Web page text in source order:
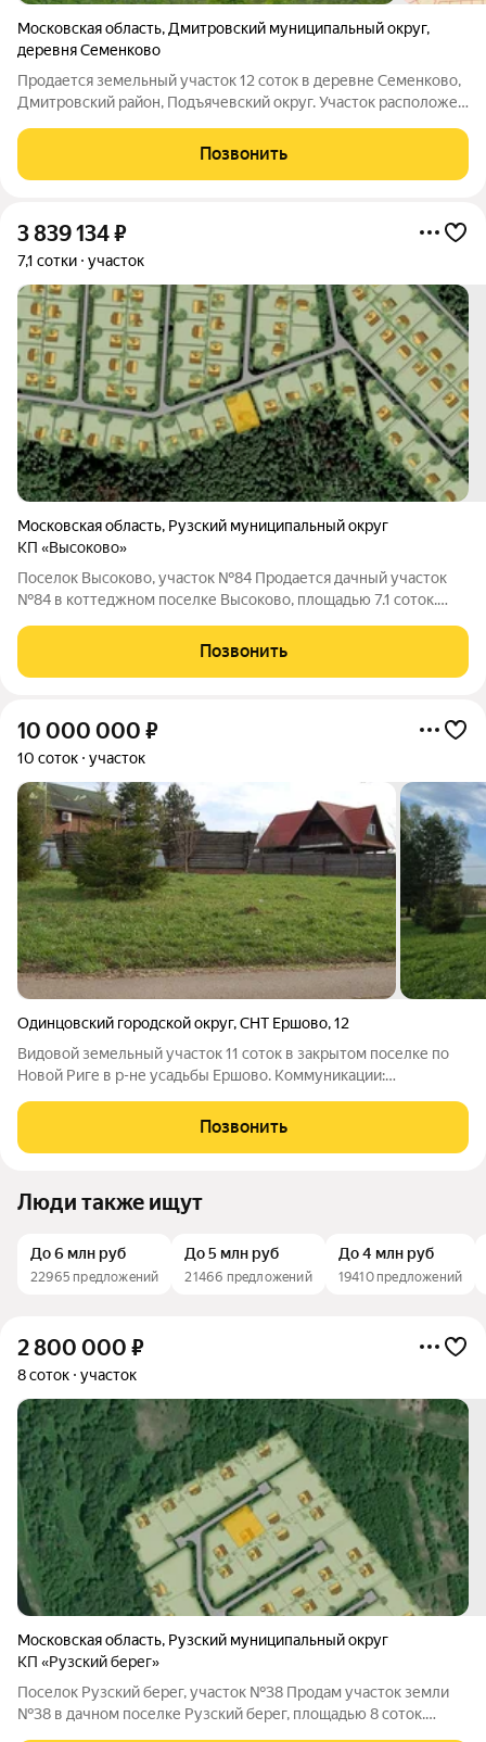
Московская область, Дмитровский муниципальный округ,
деревня Семенково
Продается земельный участок 12 соток в деревне Семенково,
Дмитровский район, Подъячевский округ. Участок расположен
открытые поля, лесные массивы и зеленые виды. Хороший
вариант для тех, кто ищет
Позвонить
3 839 134₽
7,1 сотки участок
Московская область, Рузский муниципальный округ
КП «Высоково»
Поселок Высоково, участок №84 Продается дачный участок
№84 в коттеджном поселке Высоково, площадью 7.1 соток.
Волоколамское шоссе. По границе участка подключены
следующие коммуникации: электричество,
Позвонить
10 000 000 ₽
10 соток участок
Одинцовский городской округ,СНТ Ершово,12
Видовой земельный участок 11 соток в закрытом поселке по
Новой Риге в р-не усадьбы Ершово. Коммуникации:
Асфальтированный подъезд до участка. Собственность с
2005г. физлицо. Участок
Позвонить
Люди также ищут
До 6 млн руб
22965 предложений
До 5 млн руб
21466 предложений
До 4 млн руб
19410 предложений
2 800 000 ₽
8 соток участок
Московская область, Рузский муниципальный округ
КП «Рузский берег»
Поселок Рузский берег, участок №38 Продам участок земли
№38 в дачном поселке Рузский берег, площадью 8 соток.